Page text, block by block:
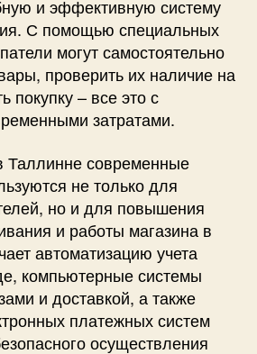
и эффективную систему
С помощью специальных
могут самостоятельно
проверить их наличие на
покупку – все это с
затратами.
Таллинне современные
не только для
но и для повышения
и работы магазина в
автоматизацию учета
компьютерные системы
и доставкой, а также
платежных систем
осуществления